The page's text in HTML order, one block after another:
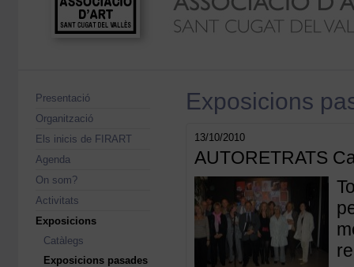
Presentació
Organització
Els inicis de FIRART
Agenda
On som?
Activitats
Exposicions
Catàlegs
Exposicions pasades
Exposicions
13/10/2010
AUTORETRATS